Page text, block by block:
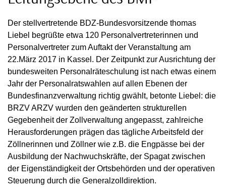
Der stellvertretende BDZ-Bundesvorsitzende thomas
Liebel begrüßte etwa 120 Personalvertreterinnen und
Personalvertreter zum Auftakt der Veranstaltung am
22.März 2017 in Kassel. Der Zeitpunkt zur Ausrichtung der
bundesweiten Personalräteschulung ist nach etwas einem
Jahr der Personalratswahlen auf allen Ebenen der
Bundesfinanzverwaltung richtig gwählt, betonte Liebel: die
BRZV ARZV wurden den geänderten strukturellen
Gegebenheit der Zollverwaltung angepasst, zahlreiche
Herausforderungen prägen das tägliche Arbeitsfeld der
Zöllnerinnen und Zöllner wie z.B. die Engpässe bei der
Ausbildung der Nachwuchskräfte, der Spagat zwischen
der Eigenständigkeit der Ortsbehörden und der operativen
Steuerung durch die Generalzolldirektion.